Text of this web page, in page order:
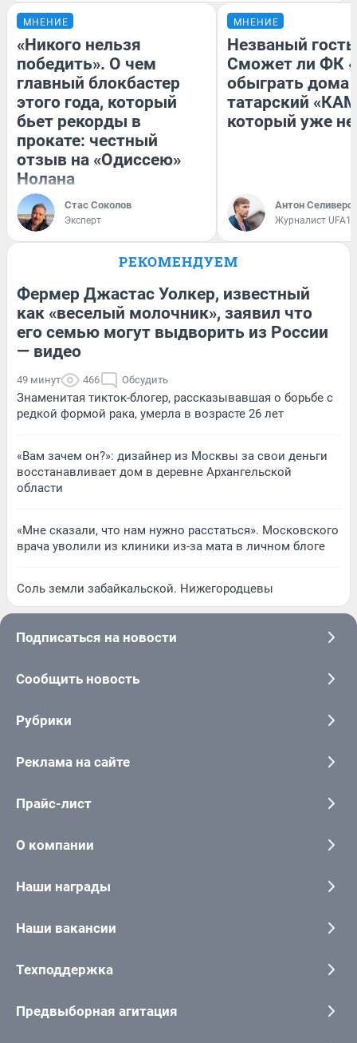
МНЕНИЕ
«Никого нельзя
победить». О чем
главный блокбастер
этого года, который
бьет рекорды в
прокате: честный
отзыв на «Одиссею»
Нолана
Стас Соколов
Эксперт
МНЕНИЕ
Незваный
Сможет ли ФК
обыграть дома
татарский
который уже не
Антон
Журналист
РЕКОМЕНДУЕМ
Фермер Джастас Уолкер, известный
как «веселый молочник», заявил что
его семью могут выдворить из России
— видео
49 минут 466 Обсудить
Знаменитая тикток-блогер, рассказывавшая о борьбе с
редкой формой рака, умерла в возрасте 26 лет
«Вам зачем он?»: дизайнер из Москвы за свои деньги
восстанавливает дом в деревне Архангельской
области
«Мне сказали, что нам нужно расстаться». Московского
врача уволили из клиники из-за мата в личном блоге
Соль земли забайкальской. Нижегородцевы
Подписаться на новости
Сообщить новость
Рубрики
Реклама на сайте
Прайс-лист
О компании
Наши награды
Наши вакансии
Техподдержка
Предвыборная агитация